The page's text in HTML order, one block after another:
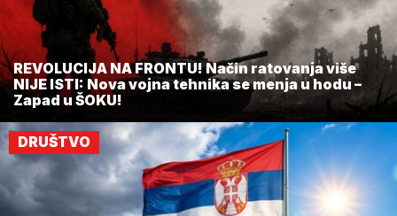
REVOLUCIJA NA FRONTU! Način ratovanja više
NIJE ISTI: Nova vojna tehnika se menja u hodu –
Zapad u ŠOKU!
DRUŠTVO